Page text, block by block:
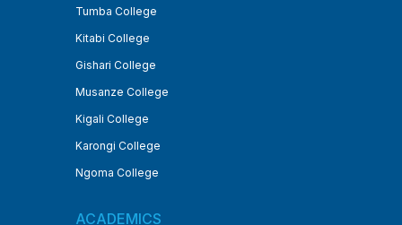
Tumba College
Kitabi College
Gishari College
Musanze College
Kigali College
Karongi College
Ngoma College
ACADEMICS